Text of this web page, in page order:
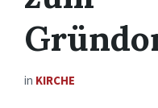
in KIRCHE